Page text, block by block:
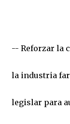
-- Reforzar la
la industria
legislar para